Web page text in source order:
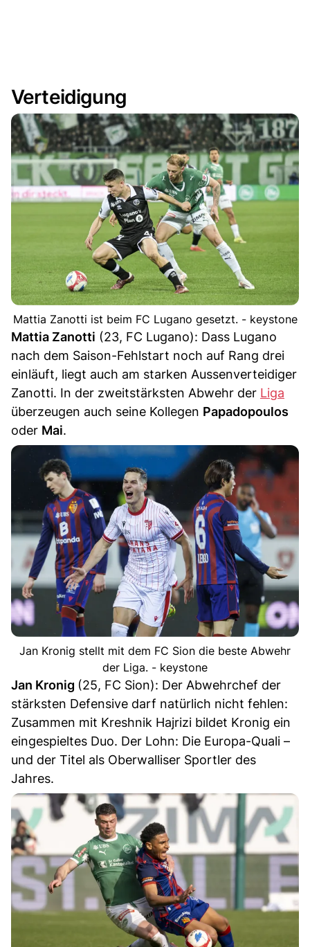
Verteidigung
Mattia Zanotti ist beim FC Lugano gesetzt. - keystone
Mattia Zanotti (23, FC Lugano): Dass Lugano
nach dem Saison-Fehlstart noch auf Rang drei
einläuft, liegt auch am starken Aussenverteidiger
Zanotti. In der zweitstärksten Abwehr der Liga
überzeugen auch seine Kollegen Papadopoulos
oder Mai.
Jan Kronig stellt mit dem FC Sion die beste Abwehr
der Liga. - keystone
Jan Kronig (25, FC Sion): Der Abwehrchef der
stärksten Defensive darf natürlich nicht fehlen:
Zusammen mit Kreshnik Hajrizi bildet Kronig ein
eingespieltes Duo. Der Lohn: Die Europa-Quali –
und der Titel als Oberwalliser Sportler des
Jahres.